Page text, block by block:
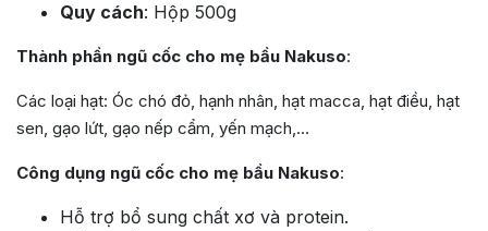
Quy cách: Hộp 500g
Thành phần ngũ cốc cho mẹ bầu Nakuso:
Các loại hạt: Óc chó đỏ, hạnh nhân, hạt macca, hạt điều, hạt
sen, gạo lứt, gạo nếp cẩm, yến mạch,…
Công dụng ngũ cốc cho mẹ bầu Nakuso:
Hỗ trợ bổ sung chất xơ và protein.